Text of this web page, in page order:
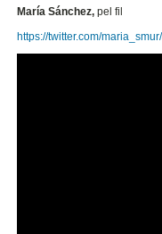
María Sánchez, pel fil
https://twitter.com/